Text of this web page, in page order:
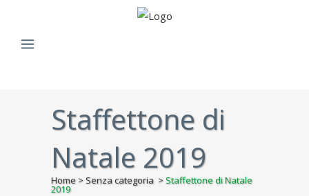
Staffettone di
Natale 2019
Home > Senza categoria > Staffettone di Natale
2019